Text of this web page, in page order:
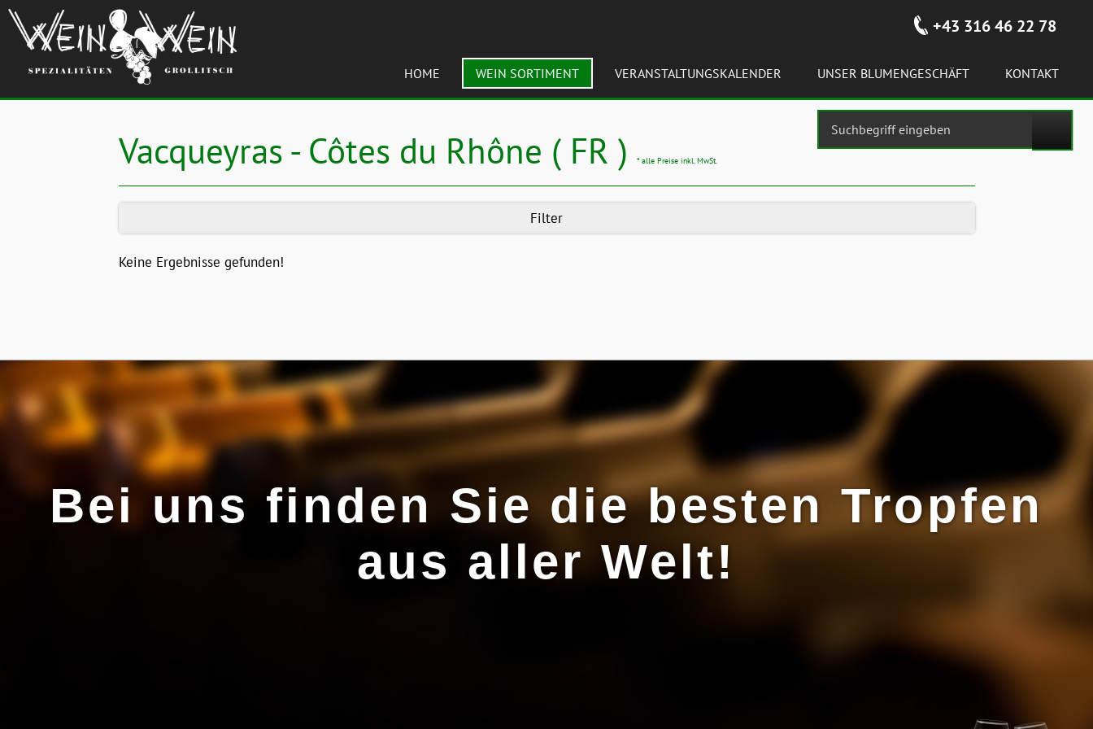
+43 316 46 22 78
HOME WEIN SORTIMENT VERANSTALTUNGSKALENDER UNSER BLUMENGESCHÄFT KONTAKT
Vacqueyras - Côtes du Rhône ( FR ) * alle Preise inkl. MwSt.
Filter
Keine Ergebnisse gefunden!
Bei uns finden Sie die besten Tropfen
aus aller Welt!